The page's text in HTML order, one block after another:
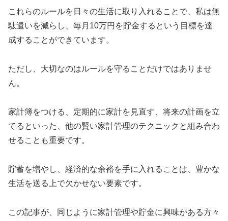
これらのルールを日々の生活に取り入れることで、私は無
駄遣いを減らし、毎月10万円を貯金するという目標を達
成することができています。
ただし、大切なのはルールを守ることだけではありませ
ん。
家計簿をつける、定期的に家計を見直す、将来の計画を立
てるといった、他の賢い家計管理のテクニックと組み合わ
せることも重要です。
貯蓄を増やし、経済的な余裕を手に入れることは、豊かな
生活を送る上で欠かせない要素です。
この記事が、同じように家計管理や貯金に興味がある方々